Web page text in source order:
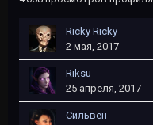
Ricky Ricky
2 мая, 2017
Riksu
25 апреля, 2017
Сильвен